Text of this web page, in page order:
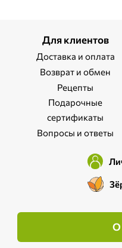
Для клиентов
Доставка и оплата
Возврат и обмен
Рецепты
Подарочные
сертификаты
Вопросы и ответы
О